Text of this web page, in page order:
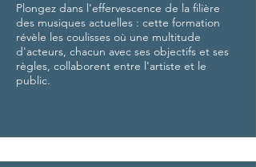
Plongez dans l'effervescence de la filière
des musiques actuelles : cette formation
révèle les coulisses où une multitude
d'acteurs, chacun avec ses objectifs et ses
règles, collaborent entre l'artiste et le
public.